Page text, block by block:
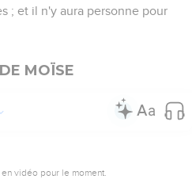
; et il n'y aura personne pour
MOÏSE
vidéo pour le moment.